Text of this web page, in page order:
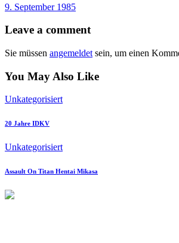
9. September 1985
Leave a comment
Sie müssen angemeldet sein, um einen
You May Also Like
Unkategorisiert
20 Jahre IDKV
Unkategorisiert
Assault On Titan Hentai Mikasa